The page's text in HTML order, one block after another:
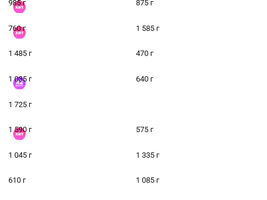
985 г 875 г
760 г 1 585 г
1 485 г 470 г
1 035 г 640 г
1 725 г
1 590 г 575 г
1 045 г 1 335 г
610 г 1 085 г